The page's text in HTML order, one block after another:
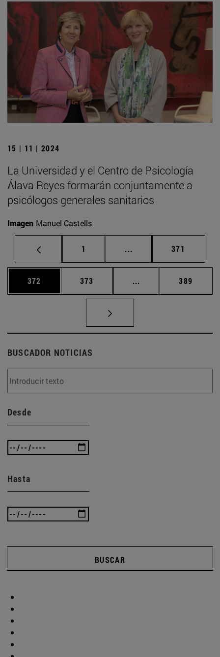
15 | 11 | 2024
La Universidad y el Centro de Psicología
Álava Reyes formarán conjuntamente a
psicólogos generales sanitarios
Imagen Manuel Castells
Página
1 ... Páginas intermedias
Página
371
Página
372 Página
373 ... Páginas intermedias
Página
389
BUSCADOR NOTICIAS
Desde
Hasta
BUSCAR